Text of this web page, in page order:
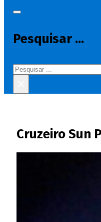
Pesquisar ...
Pesquisar
Cruzeiro Sun